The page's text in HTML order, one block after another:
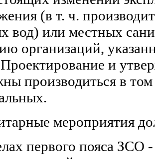
(в т. ч.
вод) или местных
организаций,
и
производиться в
мероприятия
первого пояса ЗСО